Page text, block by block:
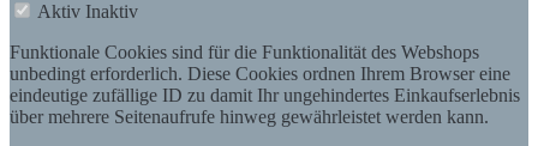
Aktiv Inaktiv
Funktionale Cookies sind für die Funktionalität des Webshops
unbedingt erforderlich. Diese Cookies ordnen Ihrem Browser eine
eindeutige zufällige ID zu damit Ihr ungehindertes Einkaufserlebnis
über mehrere Seitenaufrufe hinweg gewährleistet werden kann.